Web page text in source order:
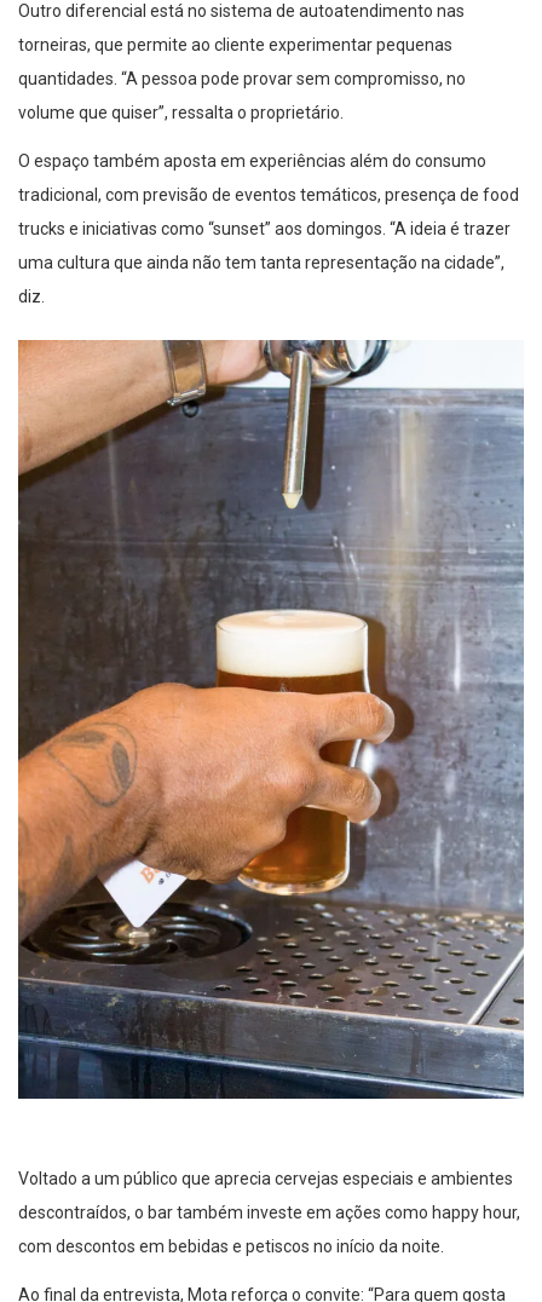
Outro diferencial está no sistema de autoatendimento nas
torneiras, que permite ao cliente experimentar pequenas
quantidades. “A pessoa pode provar sem compromisso, no
volume que quiser”, ressalta o proprietário.
O espaço também aposta em experiências além do consumo
tradicional, com previsão de eventos temáticos, presença de food
trucks e iniciativas como “sunset” aos domingos. “A ideia é trazer
uma cultura que ainda não tem tanta representação na cidade”,
diz.
Voltado a um público que aprecia cervejas especiais e ambientes
descontraídos, o bar também investe em ações como happy hour,
com descontos em bebidas e petiscos no início da noite.
Ao final da entrevista, Mota reforça o convite: “Para quem gosta